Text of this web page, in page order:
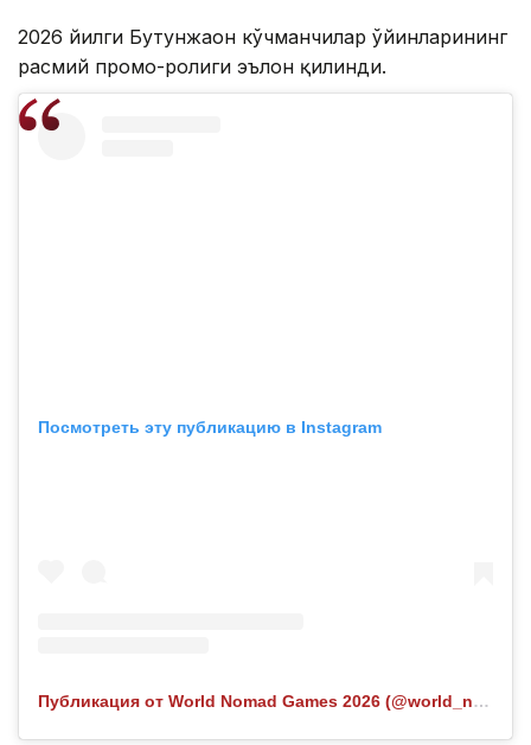
2026 йилги Бутунжаҳон кўчманчилар ўйинларининг
расмий промо-ролиги эълон қилинди.
Посмотреть эту публикацию в Instagram
Публикация от World Nomad Games 2026 (@world_nomad_games)